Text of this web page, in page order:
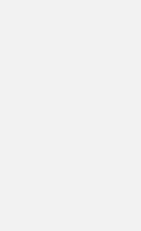
কিন্তু সেই গ্যাসটাই